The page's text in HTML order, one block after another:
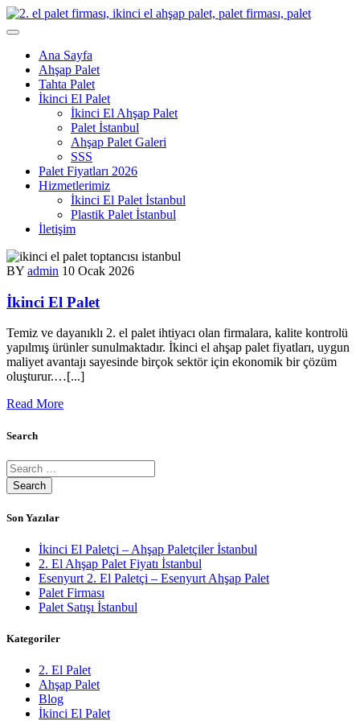
Skip
to
Ana Sayfa
Ahşap Palet
Tahta Palet
İkinci El Palet
İkinci El Ahşap Palet
Palet İstanbul
Ahşap Palet Galeri
SSS
Palet Fiyatları 2026
Hizmetlerimiz
İkinci El Palet İstanbul
Plastik Palet İstanbul
İletişim
BY admin 10 Ocak 2026
İkinci El Palet
Temiz ve dayanıklı 2. el palet ihtiyacı olan firmalara, kalite kontrolü
yapılmış ürünler sunulmaktadır. İkinci el ahşap palet fiyatları, uygun
maliyet avantajı sayesinde birçok sektör için ekonomik bir çözüm
oluşturur.…[...]
Read More
Search
Son Yazılar
İkinci El Paletçi – Ahşap Paletçiler İstanbul
2. El Ahşap Palet Fiyatı İstanbul
Esenyurt 2. El Paletçi – Esenyurt Ahşap Palet
Palet Firması
Palet Satışı İstanbul
Kategoriler
2. El Palet
Ahşap Palet
Blog
İkinci El Palet